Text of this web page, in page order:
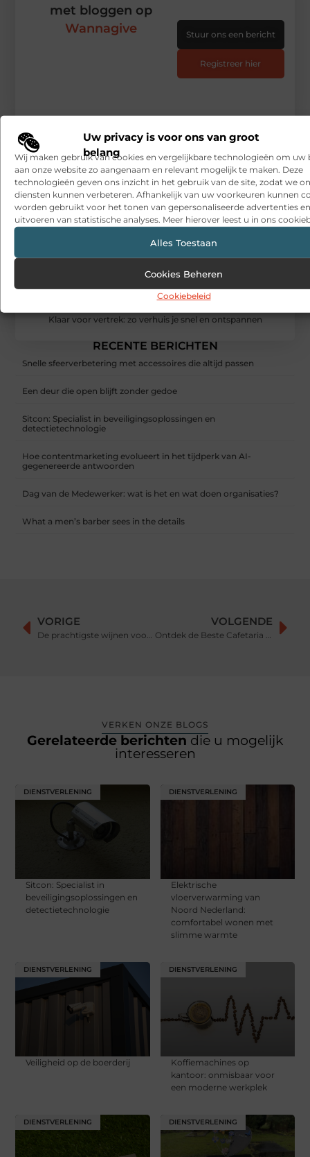
Uw privacy is voor ons van groot
belang
Wij maken gebruik van cookies en vergelijkbare technologieën om uw
aan onze website zo aangenaam en relevant mogelijk te maken. Deze
technologieën geven ons inzicht in het gebruik van de site, zodat we
diensten kunnen verbeteren. Afhankelijk van uw voorkeuren kunnen
worden gebruikt voor het tonen van gepersonaliseerde advertenties
uitvoeren van statistische analyses. Meer hierover leest u in ons
Alles Toestaan
Cookies Beheren
Cookiebeleid
Klaar voor vertrek: zo verhuis je snel en ontspannen
RECENTE BERICHTEN
Snelle sfeerverbetering met accessoires die altijd passen
Een deur die open blijft zonder gedoe
Sitcon: Specialist in beveiligingsoplossingen en
detectietechnologie
Hoe contentmarketing evolueert in het tijdperk van AI-
gegenereerde antwoorden
Dag van de Medewerker: wat is het en wat doen organisaties?
What a men’s barber sees in the details
met bloggen op
Wannagive
Stuur ons een bericht
Registreer hier
VORIGE
De prachtigste wijnen voor kerst
VOLGENDE
Ontdek de Beste Cafetaria in Zwolle: Tips en Veelgestelde Vragen
VERKEN ONZE BLOGS
Gerelateerde berichten die u mogelijk
interesseren
DIENSTVERLENING
Sitcon: Specialist in
beveiligingsoplossingen en
detectietechnologie
DIENSTVERLENING
Elektrische
vloerverwarming van
Noord Nederland:
comfortabel wonen met
slimme warmte
DIENSTVERLENING
Veiligheid op de boerderij
DIENSTVERLENING
Koffiemachines op
kantoor: onmisbaar voor
een moderne werkplek
DIENSTVERLENING DIENSTVERLENING